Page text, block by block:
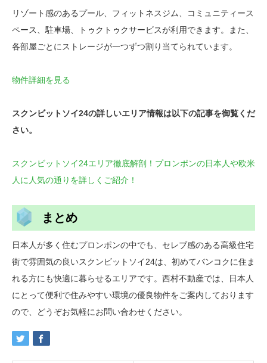
リゾート感のあるプール、フィットネスジム、コミュニティース
ペース、駐車場、トゥクトゥクサービスが利用できます。また、
各部屋ごとにストレージが一つずつ割り当てられています。
物件詳細を見る
スクンビットソイ24の詳しいエリア情報は以下の記事を御覧くだ
さい。
スクンビットソイ24エリア徹底解剖！プロンポンの日本人や欧米
人に人気の通りを詳しくご紹介！
まとめ
日本人が多く住むプロンポンの中でも、セレブ感のある高級住宅
街で雰囲気の良いスクンビットソイ24は、初めてバンコクに住ま
れる方にも快適に暮らせるエリアです。西村不動産では、日本人
にとって便利で住みやすい環境の優良物件をご案内しております
ので、どうぞお気軽にお問い合わせください。